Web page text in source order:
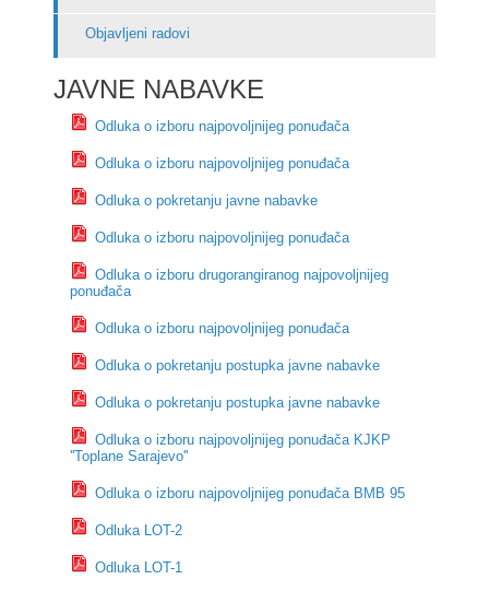
Objavljeni radovi
JAVNE NABAVKE
Odluka o izboru najpovoljnijeg ponuđača
Odluka o izboru najpovoljnijeg ponuđača
Odluka o pokretanju javne nabavke
Odluka o izboru najpovoljnijeg ponuđača
Odluka o izboru drugorangiranog najpovoljnijeg
ponuđača
Odluka o izboru najpovoljnijeg ponuđača
Odluka o pokretanju postupka javne nabavke
Odluka o pokretanju postupka javne nabavke
Odluka o izboru najpovoljnijeg ponuđača KJKP
''Toplane Sarajevo''
Odluka o izboru najpovoljnijeg ponuđača BMB 95
Odluka LOT-2
Odluka LOT-1